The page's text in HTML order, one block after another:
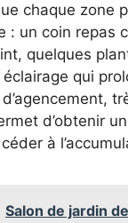
chaque zone
: un coin repas
quelques
qui
d’obtenir
à
Salon de jardin